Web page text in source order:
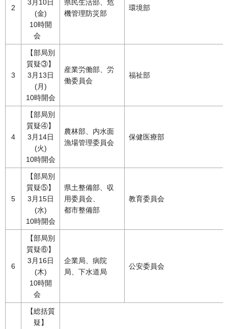
2
3月10日
(金)
10時開
会
県民生活部、危
機管理防災部
環境部
3
【部局別
質疑③】
3月13日
(月)
10時開会
産業労働部、労
働委員会
福祉部
4
【部局別
質疑④】
3月14日
(火)
10時開会
農林部、内水面
漁場管理委員会
保健医療部
5
【部局別
質疑⑤】
3月15日
(水)
10時開会
県土整備部、収
用委員会、
都市整備部
教育委員会
6
【部局別
質疑⑥】
3月16日
(木)
10時開
会
企業局、病院
局、下水道局
公安委員会
【総括質
疑】